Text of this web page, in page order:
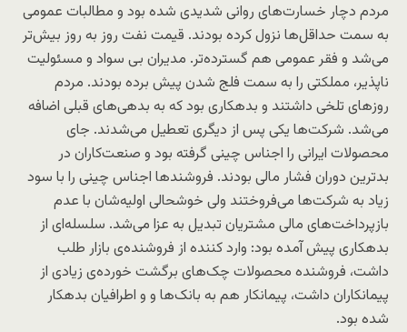
مردم دچار خسارت‌های روانی شدیدی شده بود و مطالبات عمومی
به سمت حداقل‌ها نزول کرده بودند. قیمت نفت روز به روز بیش‌تر
می‌شد و فقر عمومی هم گسترده‌تر. مدیران بی سواد و مسئولیت
ناپذیر، مملکتی را به سمت فلج شدن پیش برده بودند. مردم
روزهای تلخی داشتند و بدهکاری بود که به بدهی‌های قبلی اضافه
می‌شد. شرکت‌ها یکی پس از دیگری تعطیل می‌شدند. جای
محصولات ایرانی را اجناس چینی گرفته بود و صنعت‌کاران در
بدترین دوران فشار مالی بودند. فروشند‌ها اجناس چینی را با سود
زیاد به شرکت‌ها می‌فروختند ولی خوشحالی اولیه‌شان با عدم
بازپرداخت‌های مالی مشتریان تبدیل به عزا می‌شد. سلسله‌ای از
بدهکاری پیش آمده بود: وارد کننده از فروشنده‌ی بازار طلب
داشت، فروشنده محصولات چک‌های برگشت خورده‌ی زیادی از
پیمانکاران داشت، پیمانکار هم به بانک‌ها و و اطرافیان بدهکار
شده بود.